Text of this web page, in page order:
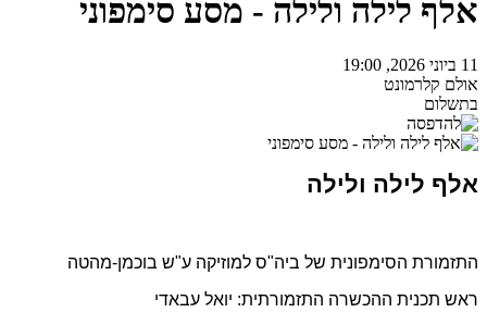
אלף לילה ולילה - מסע סימפוני
11 ביוני 2026, 19:00
אולם קלרמונט
בתשלום
אלף לילה ולילה
התזמורת הסימפונית של ביה"ס למוזיקה ע"ש בוכמן-מהטה
ראש תכנית ההכשרה התזמורתית: יואל עבאדי